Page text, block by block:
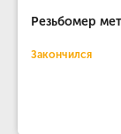
Резьбомер
Закончился